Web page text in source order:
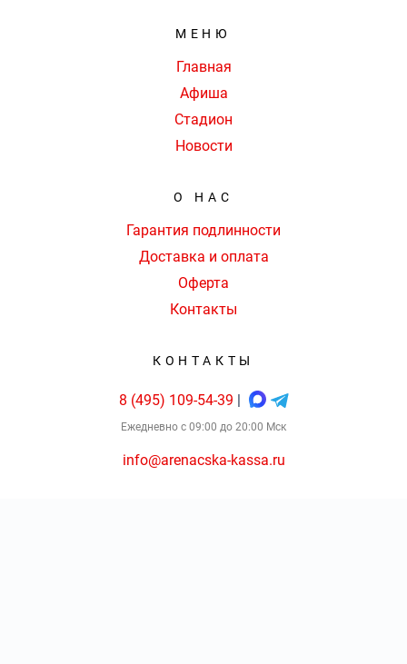
МЕНЮ
Главная
Афиша
Стадион
Новости
О НАС
Гарантия подлинности
Доставка и оплата
Оферта
Контакты
КОНТАКТЫ
8 (495) 109-54-39 |
Ежедневно с 09:00 до 20:00 Мск
info@arenacska-kassa.ru